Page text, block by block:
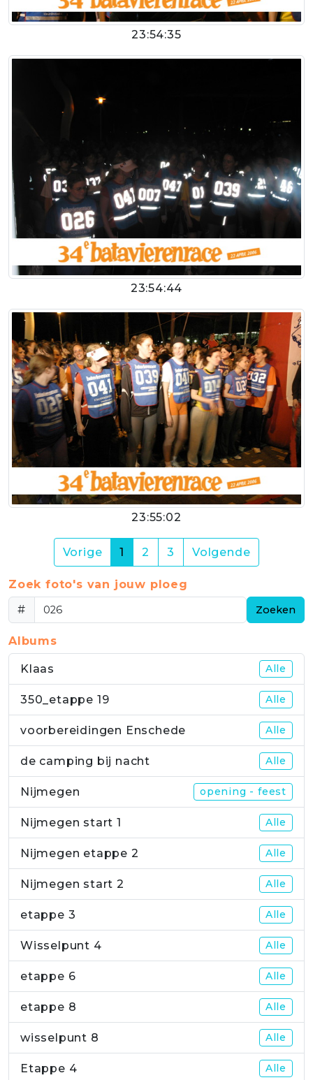
23:54:35
23:54:44
23:55:02
Vorige 1 (current)
2 3 Volgende
Zoek foto's van jouw ploeg
#
Zoeken
Albums
Klaas Alle
350_etappe 19 Alle
voorbereidingen Enschede Alle
de camping bij nacht Alle
Nijmegen opening - feest
Nijmegen start 1 Alle
Nijmegen etappe 2 Alle
Nijmegen start 2 Alle
etappe 3 Alle
Wisselpunt 4 Alle
etappe 6 Alle
etappe 8 Alle
wisselpunt 8 Alle
Etappe 4 Alle